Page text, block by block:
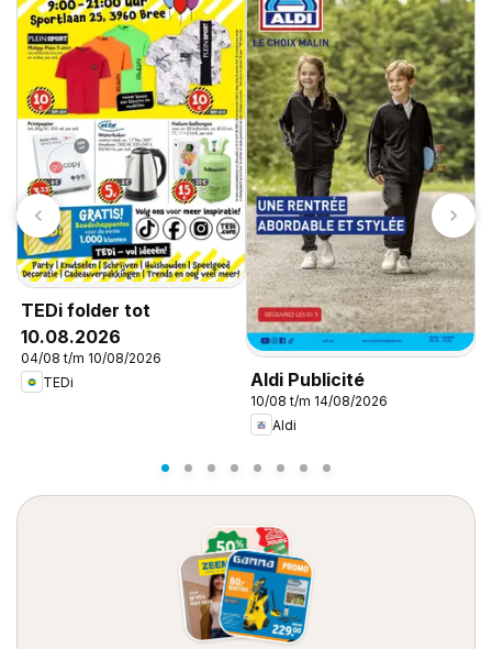
TEDi folder tot
10.08.2026
04/08 t/m 10/08/2026
TEDi
Aldi Publicité
10/08 t/m 14/08/2026
Aldi